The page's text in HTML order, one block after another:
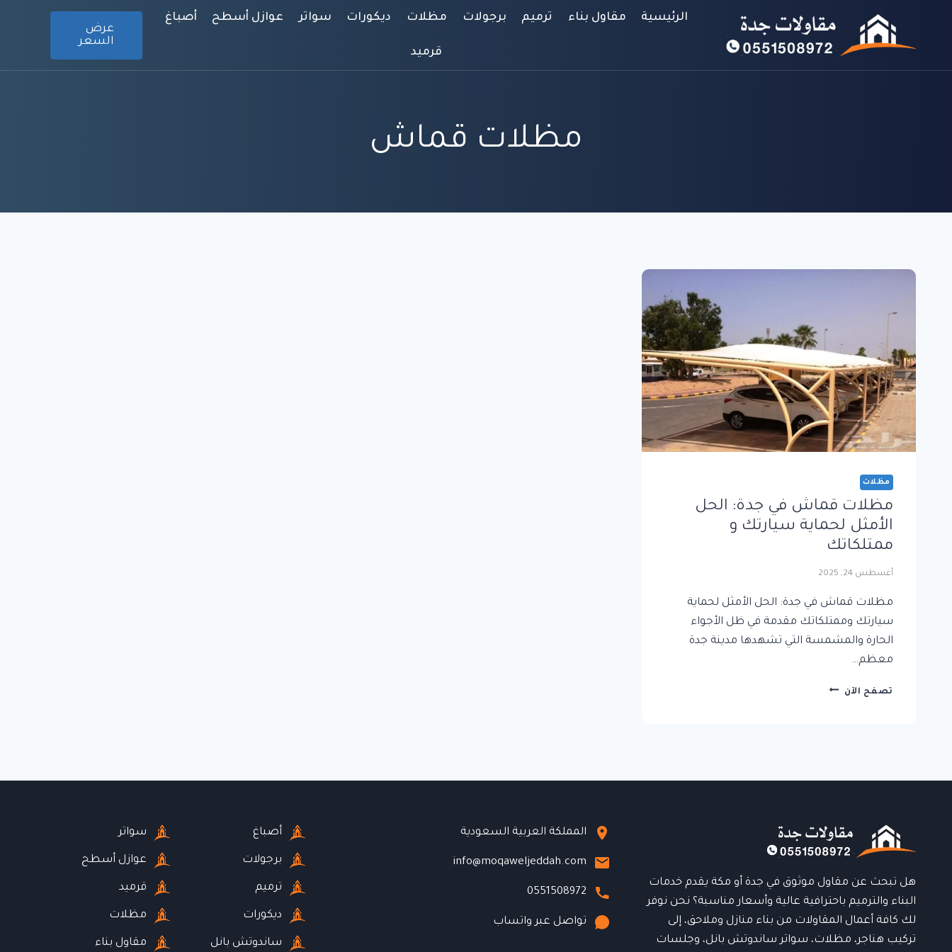
المحتوى
الرئيسية مقاول بناء ترميم برجولات مظلات ديكورات سواتر عوازل أسطح أصباغ
قرميد
عرض
السعر
مظلات قماش
مظلات
مظلات قماش في جدة: الحل
الأمثل لحماية سيارتك و
ممتلكاتك
أغسطس 24, 2025
مظلات قماش في جدة: الحل الأمثل لحماية
سيارتك وممتلكاتك مقدمة في ظل الأجواء
الحارة والمشمسة التي تشهدها مدينة جدة
معظم…
تصفح الآن مظلات
هل تبحث عن مقاول موثوق في جدة أو مكة يقدم خدمات
البناء والترميم باحترافية عالية وأسعار مناسبة؟ نحن نوفر
لك كافة أعمال المقاولات من بناء منازل وملاحق، إلى
تركيب هناجر، مظلات، سواتر ساندوتش بانل، وجلسات
المملكة العربية السعودية
info@moqaweljeddah.com
0551508972
تواصل عبر واتساب
أصباغ
برجولات
ترميم
ديكورات
ساندوتش بانل
سواتر
عوازل أسطح
قرميد
مظلات
مقاول بناء